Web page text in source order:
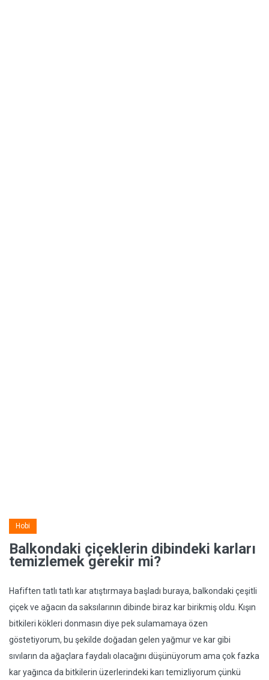
Hobi
Balkondaki çiçeklerin dibindeki karları
temizlemek gerekir mi?
Hafiften tatlı tatlı kar atıştırmaya başladı buraya, balkondaki çeşitli
çiçek ve ağacın da saksılarının dibinde biraz kar birikmiş oldu. Kışın
bitkileri kökleri donmasın diye pek sulamamaya özen
göstetiyorum, bu şekilde doğadan gelen yağmur ve kar gibi
sıvıların da ağaçlara faydalı olacağını düşünüyorum ama çok fazka
kar yağınca da bitkilerin üzerlerindeki karı temizliyorum çünkü